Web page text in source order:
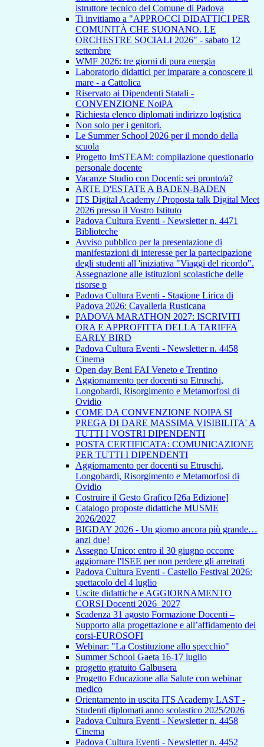
istruttore tecnico del Comune di Padova
Ti invitiamo a "APPROCCI DIDATTICI PER
COMUNITÀ CHE SUONANO. LE
ORCHESTRE SOCIALI 2026" - sabato 12
settembre
WMF 2026: tre giorni di pura energia
Laboratorio didattici per imparare a conoscere il
mare - a Cattolica
Riservato ai Dipendenti Statali -
CONVENZIONE NoiPA
Richiesta elenco diplomati indirizzo logistica
Non solo per i genitori.
Le Summer School 2026 per il mondo della
scuola
Progetto ImSTEAM: compilazione questionario
personale docente
Vacanze Studio con Docenti: sei pronto/a?
ARTE D'ESTATE A BADEN-BADEN
ITS Digital Academy / Proposta talk Digital Meet
2026 presso il Vostro Istituto
Padova Cultura Eventi - Newsletter n. 4471
Biblioteche
Avviso pubblico per la presentazione di
manifestazioni di interesse per la partecipazione
degli studenti all 'iniziativa "Viaggi del ricordo".
Assegnazione alle istituzioni scolastiche delle
risorse p
Padova Cultura Eventi - Stagione Lirica di
Padova 2026: Cavalleria Rusticana
PADOVA MARATHON 2027: ISCRIVITI
ORA E APPROFITTA DELLA TARIFFA
EARLY BIRD
Padova Cultura Eventi - Newsletter n. 4458
Cinema
Open day Beni FAI Veneto e Trentino
Aggiornamento per docenti su Etruschi,
Longobardi, Risorgimento e Metamorfosi di
Ovidio
COME DA CONVENZIONE NOIPA SI
PREGA DI DARE MASSIMA VISIBILITA' A
TUTTI I VOSTRI DIPENDENTI
POSTA CERTIFICATA: COMUNICAZIONE
PER TUTTI I DIPENDENTI
Aggiornamento per docenti su Etruschi,
Longobardi, Risorgimento e Metamorfosi di
Ovidio
Costruire il Gesto Grafico [26a Edizione]
Catalogo proposte didattiche MUSME
2026/2027
BIGDAY 2026 - Un giorno ancora più grande…
anzi due!
Assegno Unico: entro il 30 giugno occorre
aggiornare l'ISEE per non perdere gli arretrati
Padova Cultura Eventi - Castello Festival 2026:
spettacolo del 4 luglio
Uscite didattiche e AGGIORNAMENTO
CORSI Docenti 2026_2027
Scadenza 31 agosto Formazione Docenti –
Supporto alla progettazione e all’affidamento dei
corsi-EUROSOFI
Webinar: "La Costituzione allo specchio"
Summer School Gaeta 16-17 luglio
progetto gratuito Galbusera
Progetto Educazione alla Salute con webinar
medico
Orientamento in uscita ITS Academy LAST -
Studenti diplomati anno scolastico 2025/2026
Padova Cultura Eventi - Newsletter n. 4458
Cinema
Padova Cultura Eventi - Newsletter n. 4452